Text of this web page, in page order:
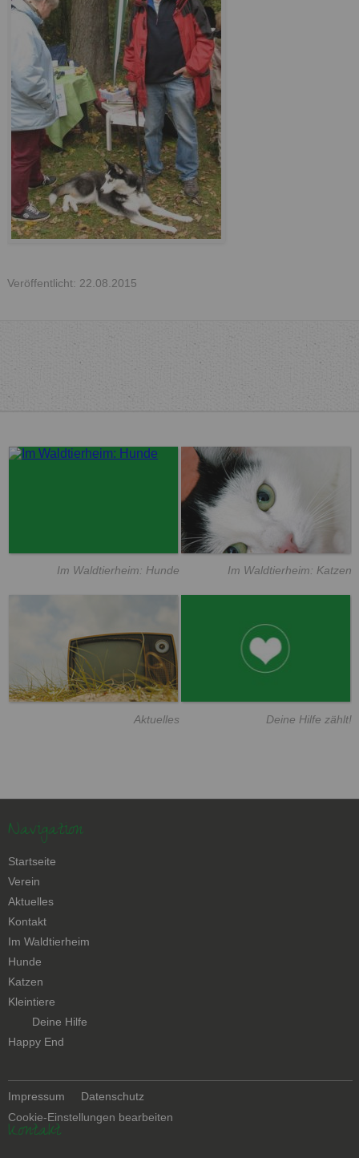
Veröffentlicht: 22.08.2015
Im Waldtierheim: Hunde Im Waldtierheim: Katzen
Aktuelles Deine Hilfe zählt!
Navigation
Navigation
überspringen
Startseite
Verein
Aktuelles
Kontakt
Navigation
überspringen
Im Waldtierheim
Hunde
Katzen
Kleintiere
Navigation
überspringen
Deine Hilfe
Happy End
Navigation
überspringen
Impressum
Datenschutz
Cookie-Einstellungen bearbeiten
Kontakt